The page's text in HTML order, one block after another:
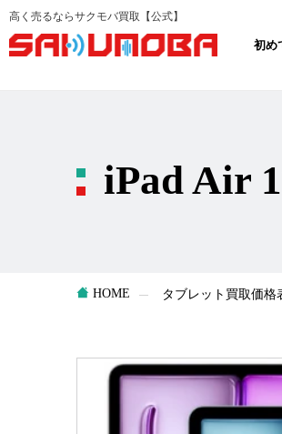
高く売るならサクモバ買取【公式】
初め
iPad Air
HOME タブレット買取価格